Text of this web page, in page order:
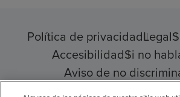
Política de privacidadLegal
AccesibilidadSi no
Aviso de no
Cumplimiento de los